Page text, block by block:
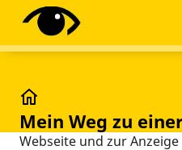
Mein Weg zu
Diese Webseite setzt
Tracking-Tools ein. Dies
technisch notwendig sind,
Zwecken sowie zur
Webseite und zur